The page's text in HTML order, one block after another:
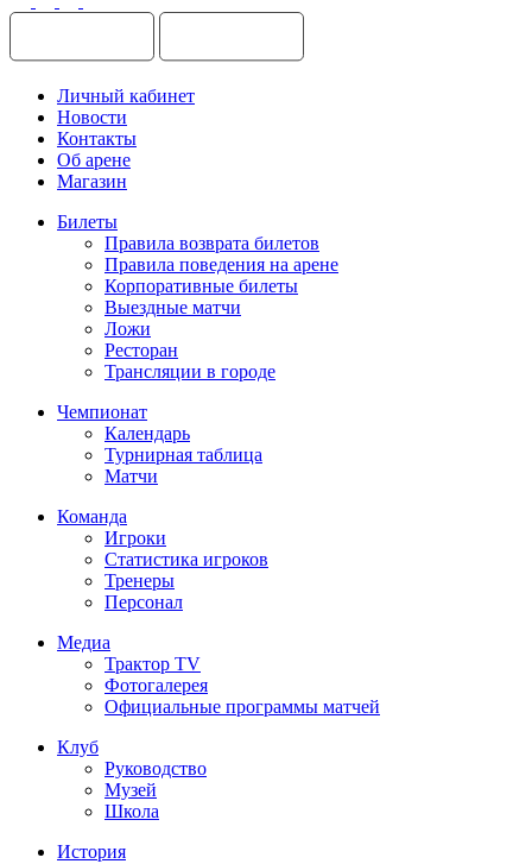
Личный кабинет
Новости
Контакты
Об арене
Магазин
Билеты
Правила возврата билетов
Правила поведения на арене
Корпоративные билеты
Выездные матчи
Ложи
Ресторан
Трансляции в городе
Чемпионат
Календарь
Турнирная таблица
Матчи
Команда
Игроки
Статистика игроков
Тренеры
Персонал
Медиа
Трактор TV
Фотогалерея
Официальные программы матчей
Клуб
Руководство
Музей
Школа
История